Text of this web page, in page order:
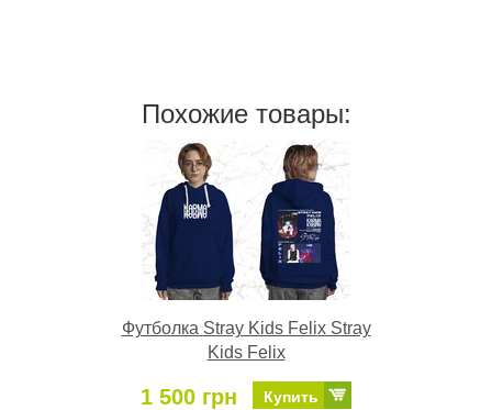
Похожие товары:
Футболка Stray Kids Felix Stray
Kids Felix
1 500 грн Купить